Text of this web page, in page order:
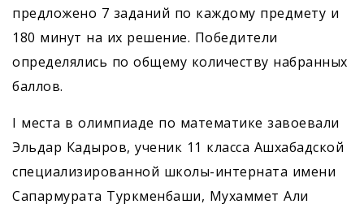
предложено 7 заданий по каждому предмету и
180 минут на их решение. Победители
определялись по общему количеству набранных
баллов.
I места в олимпиаде по математике завоевали
Эльдар Кадыров, ученик 11 класса Ашхабадской
специализированной школы-интерната имени
Сапармурата Туркменбаши, Мухаммет Али